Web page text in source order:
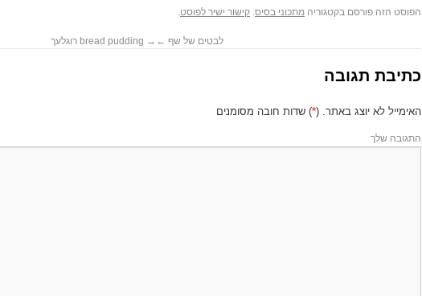
הפוסט הזה פורסם בקטגוריה מתכוני בסיס.‏ קישור ישיר לפוסט.
→ לבטים של שף ←
כתיבת תגובה
האימייל לא יוצג באתר. (
*) שדות חובה מסומנים
התגובה שלך